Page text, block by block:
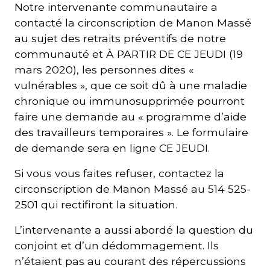
Notre intervenante communautaire a
contacté la circonscription de Manon Massé
au sujet des retraits préventifs de notre
communauté et À PARTIR DE CE JEUDI (19
mars 2020), les personnes dites «
vulnérables », que ce soit dû à une maladie
chronique ou immunosupprimée pourront
faire une demande au « programme d’aide
des travailleurs temporaires ». Le formulaire
de demande sera en ligne CE JEUDI.
Si vous vous faites refuser, contactez la
circonscription de Manon Massé au 514 525-
2501 qui rectifiront la situation.
L’intervenante a aussi abordé la question du
conjoint et d’un dédommagement. Ils
n’étaient pas au courant des répercussions
M'inscrire